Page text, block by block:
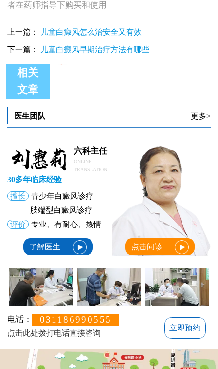
者在药师指导下购买和使用
上一篇： 儿童白癜风怎么治安全又有效
下一篇： 儿童白癜风早期治疗方法有哪些
相关
文章
小孩子白癜风治疗哪里好,复发了到哪治
医生团队 更多>
六科主任
ONLINE
TRANSLATION
30多年临床经验
擅长
青少年白癜风诊疗
肢端型白癜风诊疗
评价
专业、有耐心、热情
了解医生 点击问诊
电话： 031186990555
点击此处拨打电话直接咨询
立即预约